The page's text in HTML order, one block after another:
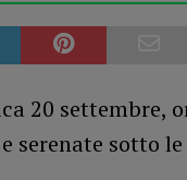
20 settembre,
serenate sotto